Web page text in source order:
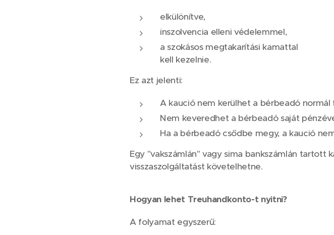
elkülönítve,
inszolvencia elleni védelemmel,
a szokásos megtakarítási kamattal
kell kezelnie.
Ez azt jelenti:
A kaució nem kerülhet a bérbeadó normál
Nem keveredhet a bérbeadó saját
Ha a bérbeadó csődbe megy, a kaució
Egy "vakszámlán" vagy sima bankszámlán tartott
visszaszolgáltatást követelhetne.
Hogyan lehet Treuhandkonto-t nyitni?
A folyamat egyszerű: